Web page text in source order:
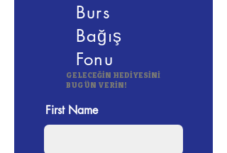
Burs
Bağış
Fonu
GELECEĞİN HEDİYESİNİ
BUGÜN VERİN!
First Name